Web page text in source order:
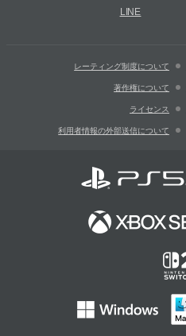
LINE
レーティング制度について
著作権について
ライセンス
利用者情報の外部送信について